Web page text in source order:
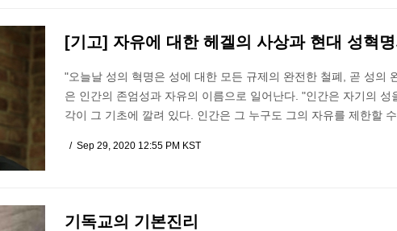
[기고] 자유에 대한 헤겔의 사상과 현대 성혁
"오늘날 성의 혁명은 성에 대한 모든 규제의 완전한 철폐, 곧 성의
은 인간의 존엄성과 자유의 이름으로 일어난다. "인간은 자기의 성
각이 그 기초에 깔려 있다. 인간은 그 누구도 그의 자유를 제한할
Sep 29, 2020 12:55 PM KST
기독교의 기본진리